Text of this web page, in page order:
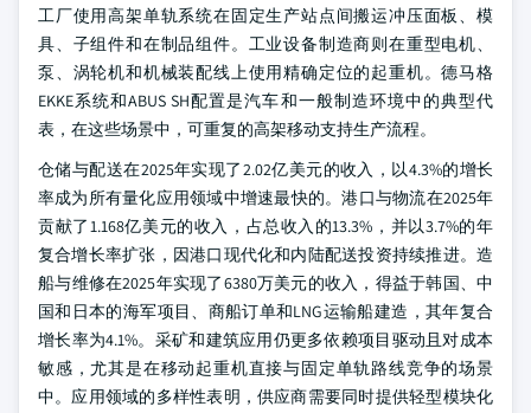
工厂使用高架单轨系统在固定生产站点间搬运冲压面板、模
具、子组件和在制品组件。工业设备制造商则在重型电机、
泵、涡轮机和机械装配线上使用精确定位的起重机。德马格
EKKE系统和ABUS SH配置是汽车和一般制造环境中的典型代
表，在这些场景中，可重复的高架移动支持生产流程。
仓储与配送在2025年实现了2.02亿美元的收入，以4.3%的增长
率成为所有量化应用领域中增速最快的。港口与物流在2025年
贡献了1.168亿美元的收入，占总收入的13.3%，并以3.7%的年
复合增长率扩张，因港口现代化和内陆配送投资持续推进。造
船与维修在2025年实现了6380万美元的收入，得益于韩国、中
国和日本的海军项目、商船订单和LNG运输船建造，其年复合
增长率为4.1%。采矿和建筑应用仍更多依赖项目驱动且对成本
敏感，尤其是在移动起重机直接与固定单轨路线竞争的场景
中。应用领域的多样性表明，供应商需要同时提供轻型模块化